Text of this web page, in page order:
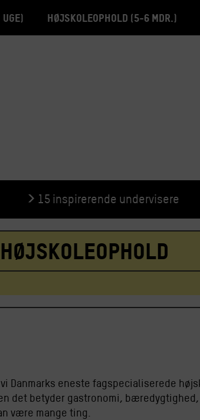
Højskoleophold (5-6 mdr.)
15 inspirerende undervisere
Danmarks eneste fagspecialiserede
det betyder gastronomi,
være mange ting.